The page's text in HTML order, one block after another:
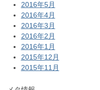
2016年5月
2016年4月
2016年3月
2016年2月
2016年1月
2015年12月
2015年11月